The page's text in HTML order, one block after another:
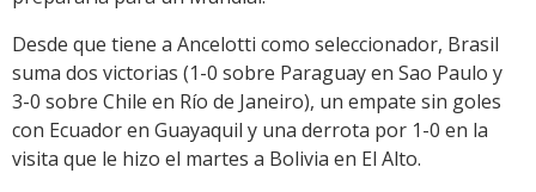
Desde que tiene a Ancelotti como seleccionador, Brasil
suma dos victorias (1-0 sobre Paraguay en Sao Paulo y
3-0 sobre Chile en Río de Janeiro), un empate sin goles
con Ecuador en Guayaquil y una derrota por 1-0 en la
visita que le hizo el martes a Bolivia en El Alto.